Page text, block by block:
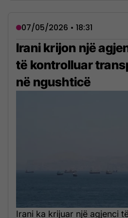
07/05/2026 • 18:31
Irani krijon një
të kontrolluar
në ngushticë
Irani ka krijuar një agjenci